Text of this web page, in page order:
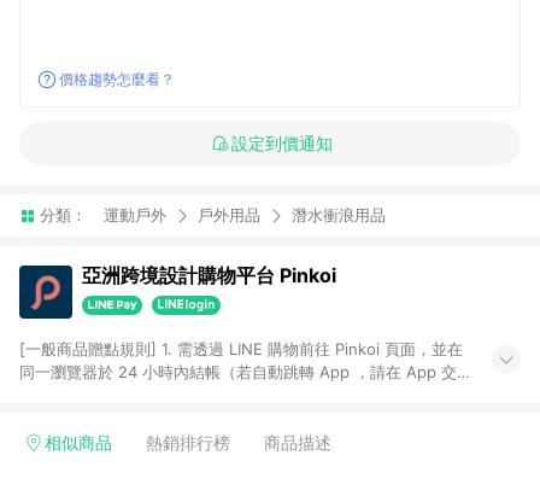
價格趨勢怎麼看？
設定到價通知
分類： 運動戶外 戶外用品 潛水衝浪用品
亞洲跨境設計購物平台 Pinkoi
[一般商品贈點規則] 1. 需透過 LINE 購物前往 Pinkoi 頁面，並在
同一瀏覽器於 24 小時內結帳（若自動跳轉 App ，請在 App 交
回饋訂單不得享有 Pinkoi 站方優惠，例如首購優惠，P coins，
相似商品 熱銷排行榜 商品描述